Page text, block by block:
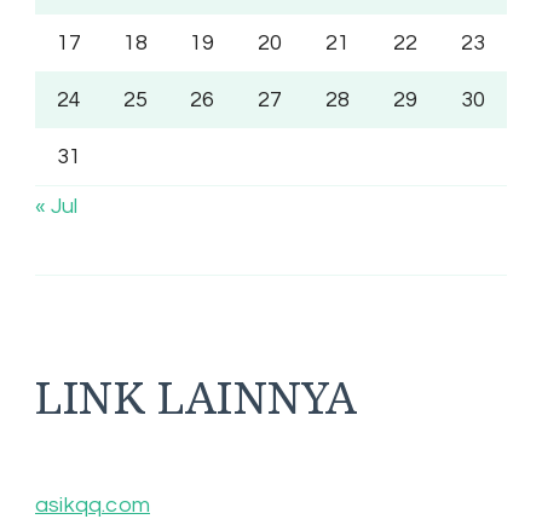
17 18 19 20 21 22 23
24 25 26 27 28 29 30
31
« Jul
LINK LAINNYA
asikqq.com